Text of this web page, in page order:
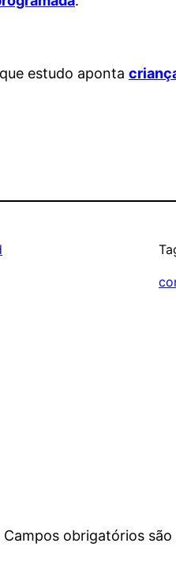
estudo aponta
Campos obrigatórios